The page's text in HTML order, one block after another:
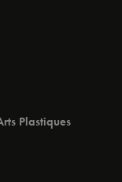
Plastiques